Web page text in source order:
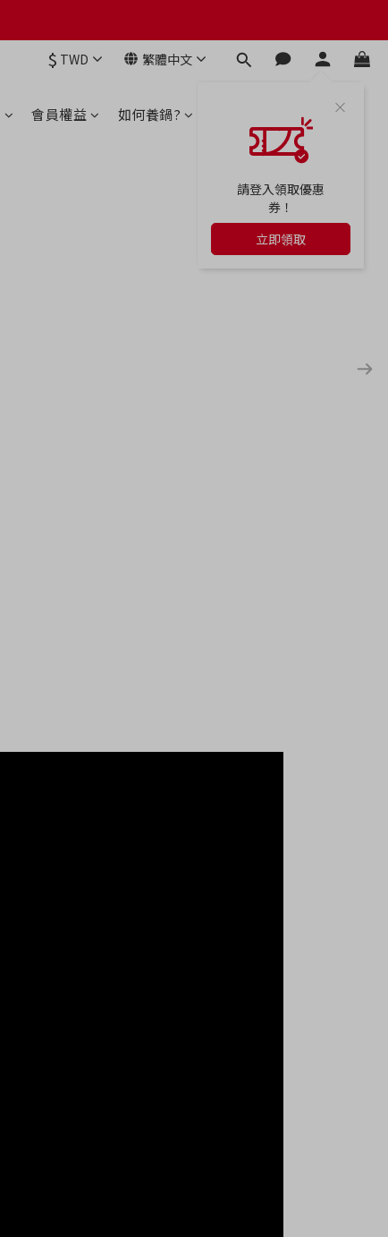
$ TWD 繁體中文
請登入領取優惠
券！
立即領取
會員權益 如何養鍋?